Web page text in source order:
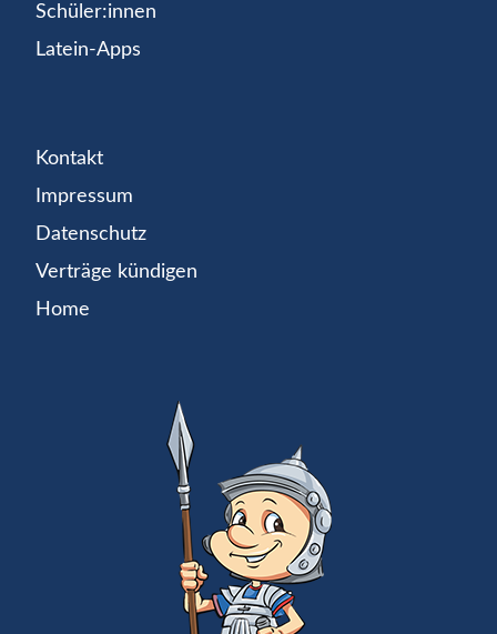
Schüler:innen
Latein-Apps
Kontakt
Impressum
Datenschutz
Verträge kündigen
Home